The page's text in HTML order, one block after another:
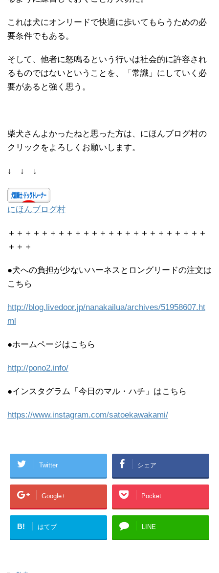
これは犬にオンリードで快適に歩いてもらうための必
要条件でもある。
そして、他者に怒鳴るという行いは社会的に許容され
るものではないということを、「常識」にしていく必
要があると強く思う。
柴犬さんよかったねと思った方は、にほんブログ村の
クリックをよろしくお願いします。
↓ ↓ ↓
にほんブログ村
＋＋＋＋＋＋＋＋＋＋＋＋＋＋＋＋＋＋＋＋＋＋＋＋
＋＋＋
●犬への負担が少ないハーネスとロングリードの注文は
こちら
http://blog.livedoor.jp/nanakailua/archives/51958607.ht
ml
●ホームページはこちら
http://pono2.info/
●インスタグラム「今日のマル・ハチ」はこちら
https://www.instagram.com/satoekawakami/
Twitter シェア
Google+ Pocket
B! はてブ LINE